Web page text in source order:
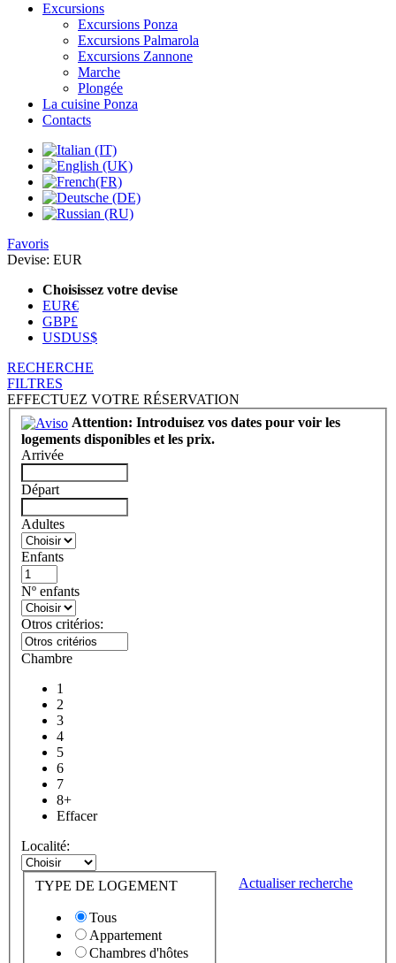
Excursions
Excursions Ponza
Excursions Palmarola
Excursions Zannone
Marche
Plongée
La cuisine Ponza
Contacts
Favoris
Devise: EUR
Choisissez votre devise
EUR€
GBP£
USDUS$
RECHERCHE
FILTRES
EFFECTUEZ VOTRE RÉSERVATION
Attention: Introduisez vos dates pour voir les
logements disponibles et les prix.
Arrivée
Départ
Adultes
Enfants
Nº enfants
Otros critérios:
Chambre
1
2
3
4
5
6
7
8+
Effacer
Localité:
Actualiser recherche
TYPE DE LOGEMENT
Tous
Appartement
Chambres d'hôtes